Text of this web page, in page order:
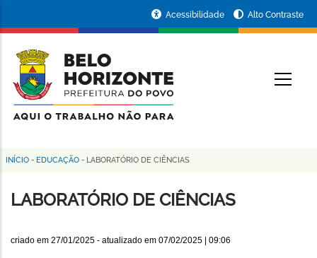
conteúdo
principal
da
Prefeitura
de
Horizonte
Acessibilidade Alto Contraste
Trilha
de
INÍCIO - EDUCAÇÃO - LABORATÓRIO DE CIÊNCIAS
LABORATÓRIO DE CIÊNCIAS
criado em 27/01/2025 - atualizado em 07/02/2025 | 09:06